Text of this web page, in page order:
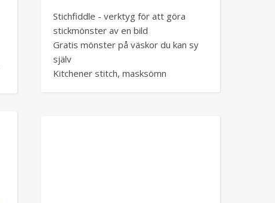
Stichfiddle - verktyg för att göra
stickmönster av en bild
Gratis mönster på väskor du kan sy
själv
Kitchener stitch, masksömn